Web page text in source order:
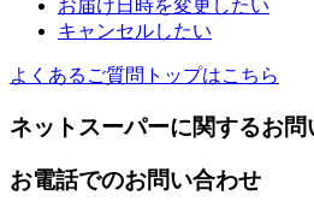
お届け日時を変更したい
キャンセルしたい
よくあるご質問トップはこちら
ネットスーパーに関するお問
お電話でのお問い合わせ